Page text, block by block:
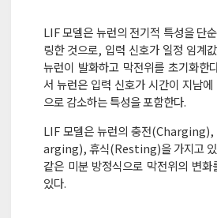
LIF 모델은 뉴런의 전기적 특성을 단
링한 것으로, 입력 신호가 일정 임계
뉴런이 발화하고 막전위를 초기화한
서 뉴런은 입력 신호가 시간이 지남에
으로 감소하는 특성을 포함한다.
LIF 모델은 뉴런의 충전
arging), 휴식(Resting)을 가지고 있
같은 미분 방정식으로 막전위의 변화
있다.